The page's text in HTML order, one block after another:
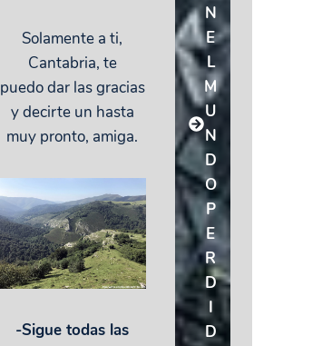
Solamente a ti,
Cantabria, te
puedo dar las gracias
y decirte un hasta
muy pronto, amiga.
-Sigue todas las
N
E
L
M
U
N
D
O
P
E
R
D
I
D